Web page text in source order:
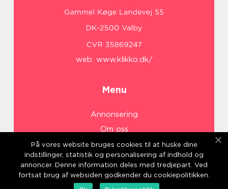
web: www.klikko.dk/
Menu
Annonsering
Om oss
Cookies
Kontakta oss
Sitemap
På vores website bruges cookies til at huske dine
indstillinger, statistik og personalisering af indhold og
annoncer. Denne information deles med tredjepart. Ved
fortsat brug af websiden godkender du cookiepolitikken.